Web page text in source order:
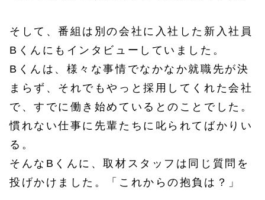
そして、番組は別の会社に入社した新入社員
Bくんにもインタビューしていました。
Bくんは、様々な事情でなかなか就職先が決
まらず、それでもやっと採用してくれた会社
で、すでに働き始めているとのことでした。
慣れない仕事に先輩たちに叱られてばかりい
る。
そんなBくんに、取材スタッフは同じ質問を
投げかけました。「これからの抱負は？」